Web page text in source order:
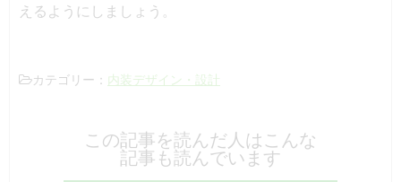
えるようにしましょう。
カテゴリー： 内装デザイン・設計
この記事を読んだ人はこんな
記事も読んでいます